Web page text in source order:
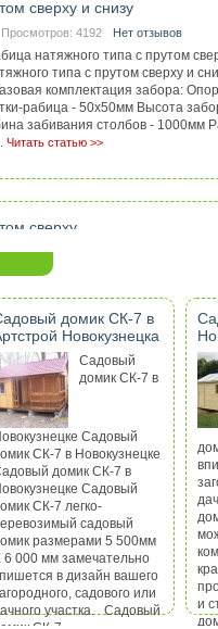
сверху и снизу
Просмотров: 4192 Нет отзывов
натяжного типа с прутом
типа с прутом сверху и
комплектация забора:
рабица - 50х50мм Высота
забивания столбов - 1000мм
Читать статью >>
сверху
Просмотров: 3382
натяжного типа с прутом
забора: Опорные столбы -
забора из сетки-рабица -
- 1000мм Расстояние
Арматурный прут п...
Читать
Просмотров: 10182 Нет отзывов
Технические
из штакетника: Металлический
50х50мм Ширина доски 50-
Высота доски 1500мм Глубина
500мм Расстояние
является наиболее рас...
домик СК-7 в
Новокузнецка
Садовый
домик СК-7 в
Садовый
СК-7 в Новокузнецке
домик СК-7 в
Садовый
СК-7 легко-
садовый
размерами 5 500мм
6 000 мм замечательно
в дизайн вашего
садового или
участка. Садовый
и